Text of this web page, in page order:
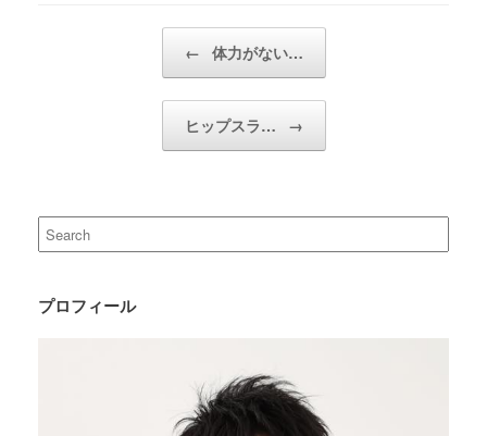
← 体力がない…
ヒップスラ… →
Search
for:
プロフィール